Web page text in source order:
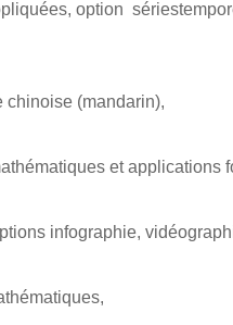
option
chinoise (mandarin),
et applications
infographie,